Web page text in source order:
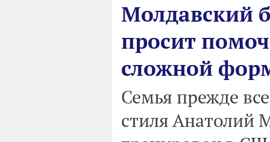
Молдавский
просит
сложной
Семья прежде
стиля Анатолий